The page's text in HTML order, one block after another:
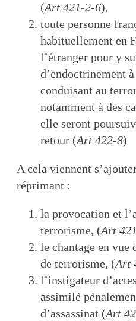
(Art 421-2-6),
toute personne
habituellement en
l’étranger pour y
d’endoctrinement
conduisant au
notamment à des
elle seront
retour (Art 422-8)
A cela viennent
réprimant :
la provocation et
terrorisme, (Art
le chantage en vue
de terrorisme, (Art
l’instigateur
assimilé
d’assassinat (Art